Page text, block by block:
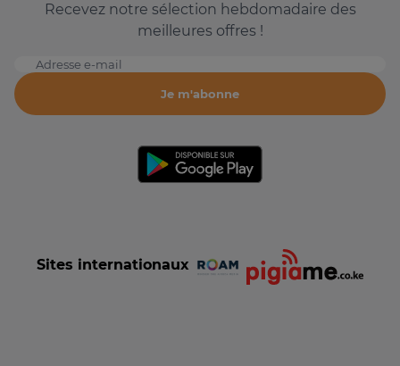
Recevez notre sélection hebdomadaire des
meilleures offres !
Adresse e-mail
Je m'abonne
Sites internationaux